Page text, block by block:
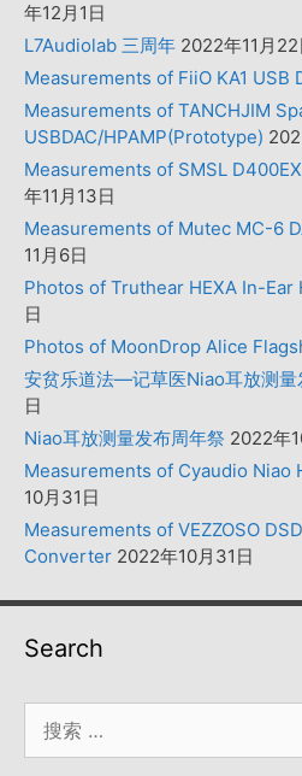
年12月1日
L7Audiolab 三周年 2022年11月22
Measurements of FiiO KA1 USB
Measurements of TANCHJIM
USBDAC/HPAMP(Prototype)
Measurements of SMSL
年11月13日
Measurements of Mutec MC-6
11月6日
Photos of Truthear HEXA In-Ear
日
Photos of MoonDrop Alice
安贫乐道法—记草医Niao耳放测量
日
Niao耳放测量发布周年祭 2022年
Measurements of Cyaudio Niao
10月31日
Measurements of VEZZOSO
Converter 2022年10月31日
Search
索：